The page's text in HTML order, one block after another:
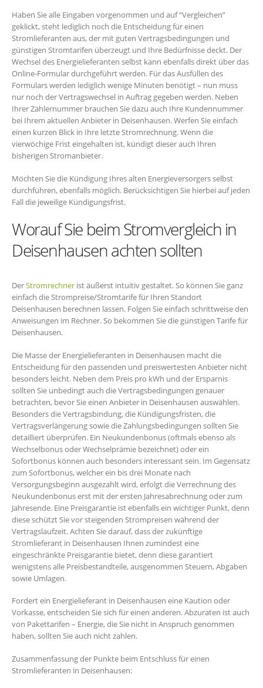
Haben Sie alle Eingaben vorgenommen und auf “Vergleichen”
geklickt, steht lediglich noch die Entscheidung für einen
Stromlieferanten aus, der mit guten Vertragsbedingungen und
günstigen Stromtarifen überzeugt und Ihre Bedürfnisse deckt. Der
Wechsel des Energielieferanten selbst kann ebenfalls direkt über das
Online-Formular durchgeführt werden. Für das Ausfüllen des
Formulars werden lediglich wenige Minuten benötigt – nun muss
nur noch der Vertragswechsel in Auftrag gegeben werden. Neben
Ihrer Zählernummer brauchen Sie dazu auch Ihre Kundennummer
bei Ihrem aktuellen Anbieter in Deisenhausen. Werfen Sie einfach
einen kurzen Blick in Ihre letzte Stromrechnung. Wenn die
vierwöchige Frist eingehalten ist, kündigt dieser auch Ihren
bisherigen Stromanbieter.
Möchten Sie die Kündigung Ihres alten Energieversorgers selbst
durchführen, ebenfalls möglich. Berücksichtigen Sie hierbei auf jeden
Fall die jeweilige Kündigungsfrist.
Worauf Sie beim Stromvergleich in
Deisenhausen achten sollten
DerStromrechner ist äußerst intuitiv gestaltet. So können Sie ganz
einfach die Strompreise/Stromtarife für Ihren Standort
Deisenhausen berechnen lassen. Folgen Sie einfach schrittweise den
Anweisungen im Rechner. So bekommen Sie die günstigen Tarife für
Deisenhausen.
Die Masse der Energielieferanten in Deisenhausen macht die
Entscheidung für den passenden und preiswertesten Anbieter nicht
besonders leicht. Neben dem Preis pro kWh und der Ersparnis
sollten Sie unbedingt auch die Vertragsbedingungen genauer
betrachten, bevor Sie einen Anbieter in Deisenhausen auswählen.
Besonders die Vertragsbindung, die Kündigungsfristen, die
Vertragsverlängerung sowie die Zahlungsbedingungen sollten Sie
detailliert überprüfen. Ein Neukundenbonus (oftmals ebenso als
Wechselbonus oder Wechselprämie bezeichnet) oder ein
Sofortbonus können auch besonders interessant sein. Im Gegensatz
zum Sofortbonus, welcher ein bis drei Monate nach
Versorgungsbeginn ausgezahlt wird, erfolgt die Verrechnung des
Neukundenbonus erst mit der ersten Jahresabrechnung oder zum
Jahresende. Eine Preisgarantie ist ebenfalls ein wichtiger Punkt, denn
diese schützt Sie vor steigenden Strompreisen während der
Vertragslaufzeit. Achten Sie darauf, dass der zukünftige
Stromlieferant in Deisenhausen Ihnen zumindest eine
eingeschränkte Preisgarantie bietet, denn diese garantiert
wenigstens alle Preisbestandteile, ausgenommen Steuern, Abgaben
sowie Umlagen.
Fordert ein Energielieferant in Deisenhausen eine Kaution oder
Vorkasse, entscheiden Sie sich für einen anderen. Abzuraten ist auch
von Pakettarifen – Energie, die Sie nicht in Anspruch genommen
haben, sollten Sie auch nicht zahlen.
Zusammenfassung der Punkte beim Entschluss für einen
Stromlieferanten in Deisenhausen: